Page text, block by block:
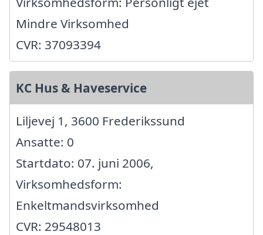
Mindre Virksomhed
CVR: 37093394
KC Hus & Haveservice
Liljevej 1, 3600 Frederikssund
Ansatte: 0
Startdato: 07. juni 2006,
Virksomhedsform:
Enkeltmandsvirksomhed
CVR: 29548013